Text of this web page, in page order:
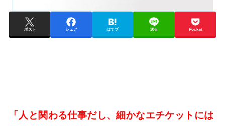
ポスト シェア はてブ 送る Pocket
「人と関わる仕事だし、細かなエチケットには